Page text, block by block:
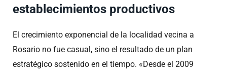
establecimientos productivos
El crecimiento exponencial de la localidad vecina a
Rosario no fue casual, sino el resultado de un plan
estratégico sostenido en el tiempo. «Desde el 2009